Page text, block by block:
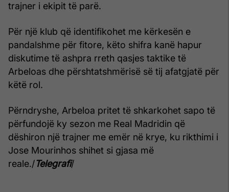
trajner i ekipit të parë.
Për një klub që identifikohet me kërkesën e
pandalshme për fitore, këto shifra kanë hapur
diskutime të ashpra rreth qasjes taktike të
Arbeloas dhe përshtatshmërisë së tij afatgjatë për
këtë rol.
Përndryshe, Arbeloa pritet të shkarkohet sapo të
përfundojë ky sezon me Real Madridin që
dëshiron një trajner me emër në krye, ku rikthimi i
Jose Mourinhos shihet si gjasa më
reale./Telegrafi/